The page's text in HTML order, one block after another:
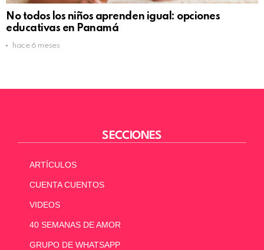
No todos los niños aprenden igual: opciones
educativas en Panamá
hace 6 meses
SECCIONES
ARTÍCULOS
CUENTA CUENTOS
VIDEOS
40 SEMANAS DE AMOR
GRUPO DE WHATSAPP